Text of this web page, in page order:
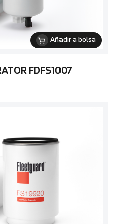
Añadir a bolsa
FDFS1007